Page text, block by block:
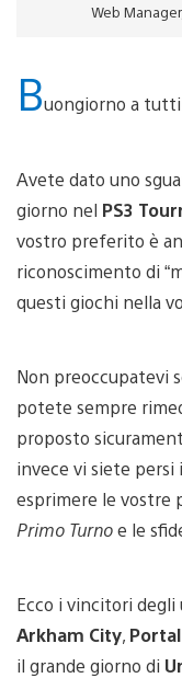
Web
Buongiorno a
Avete dato uno
giorno nel PS3
vostro preferito è
riconoscimento di
questi giochi nella
Non preoccupatevi
potete sempre
proposto
invece vi siete persi
esprimere le vostre
Primo Turnoe le
Ecco i vincitori
Arkham City,
il grande giorno di